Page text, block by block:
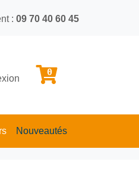
: 09 70 40 60 45
0
Nouveautés